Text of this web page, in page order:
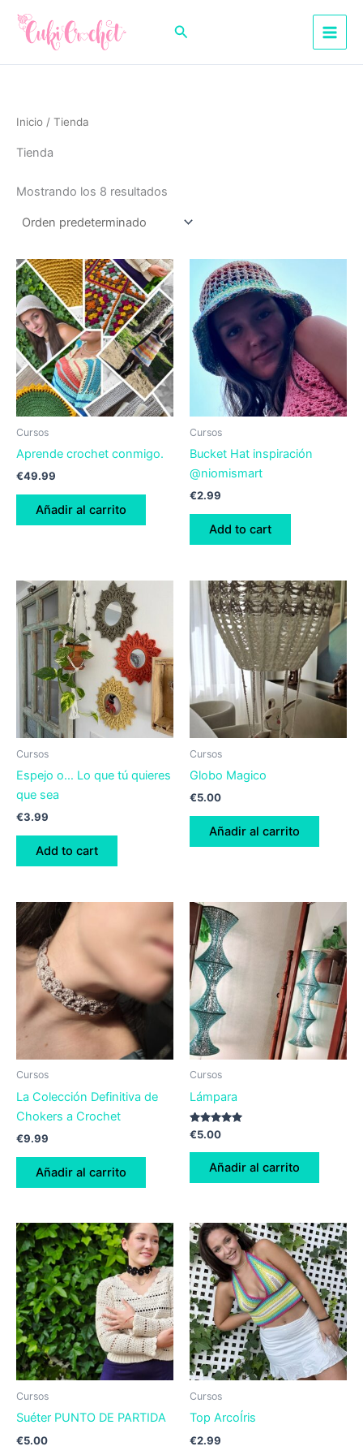
contenido
Buscar
Inicio / Tienda
Tienda
Mostrando los 8 resultados
Cursos
Aprende crochet conmigo.
€49.99
Añadir al carrito
Cursos
Bucket Hat inspiración
@niomismart
€2.99
Add to cart
Cursos
Espejo o… Lo que tú quieres
que sea
€3.99
Add to cart
Cursos
Globo Magico
€5.00
Añadir al carrito
Cursos
La Colección Definitiva de
Chokers a Crochet
€9.99
Añadir al carrito
Cursos
Lámpara
Valorado
con
5.00
€5.00
Añadir al carrito
Cursos
Suéter PUNTO DE PARTIDA
€5.00
Cursos
Top ArcoÍris
€2.99